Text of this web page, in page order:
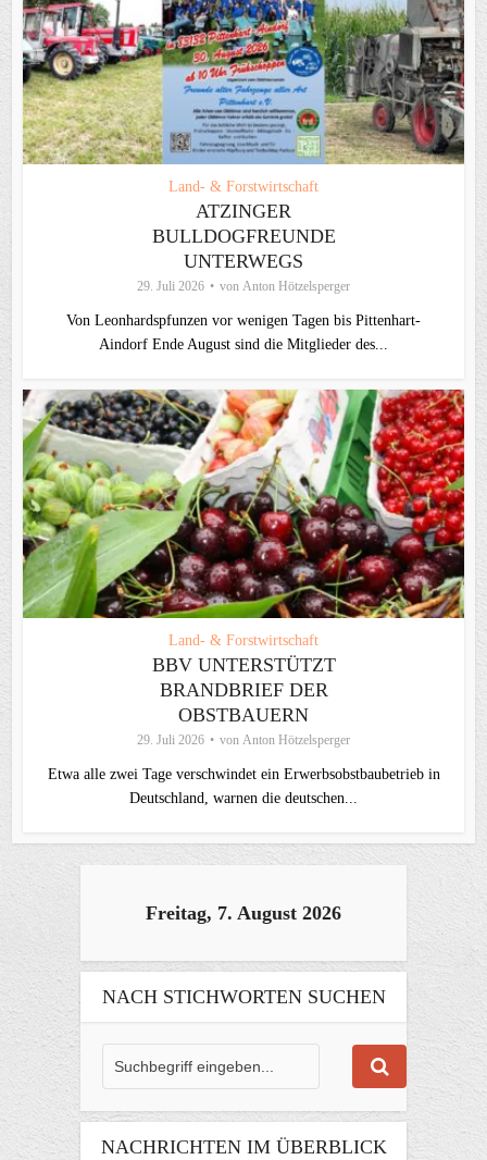
Land- & Forstwirtschaft
ATZINGER
BULLDOGFREUNDE
UNTERWEGS
29. Juli 2026 von Anton Hötzelsperger
Von Leonhardspfunzen vor wenigen Tagen bis Pittenhart-
Aindorf Ende August sind die Mitglieder des...
Land- & Forstwirtschaft
BBV UNTERSTÜTZT
BRANDBRIEF DER
OBSTBAUERN
29. Juli 2026 von Anton Hötzelsperger
Etwa alle zwei Tage verschwindet ein Erwerbsobstbaubetrieb in
Deutschland, warnen die deutschen...
Freitag, 7. August 2026
NACH STICHWORTEN SUCHEN
NACHRICHTEN IM ÜBERBLICK